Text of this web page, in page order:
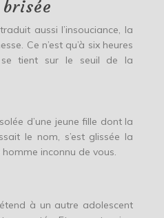
aussi l’insouciance, la
Ce n’est qu’à six heures
se tient sur le seuil de la
d’une jeune fille dont la
le nom, s’est glissée la
homme inconnu de vous.
à un autre adolescent